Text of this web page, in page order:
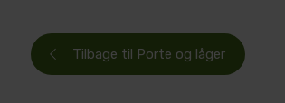
Tilbage til Porte og låger